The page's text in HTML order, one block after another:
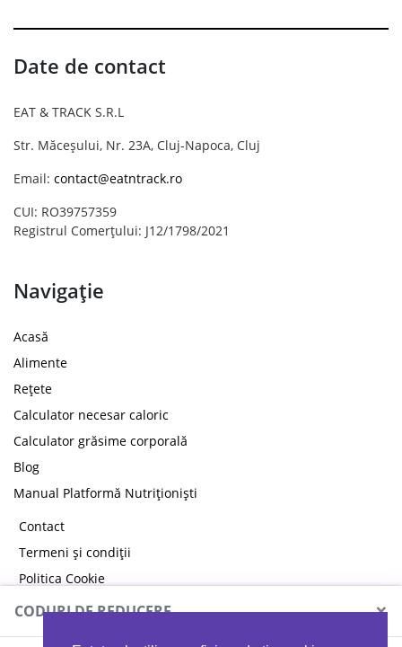
Date de contact
EAT & TRACK S.R.L
Str. Măceșului, Nr. 23A, Cluj-Napoca, Cluj
Email: contact@eatntrack.ro
CUI: RO39757359
Registrul Comerțului: J12/1798/2021
Navigație
Acasă
Alimente
Rețete
Calculator necesar caloric
Calculator grăsime corporală
Blog
Manual Platformă Nutriționiști
Contact
Termeni și condiții
Politica Cookie
Politica de confidențialitate
CODURI DE REDUCERE ×